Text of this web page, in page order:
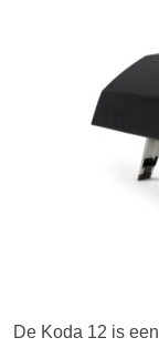
De Koda 12 is een